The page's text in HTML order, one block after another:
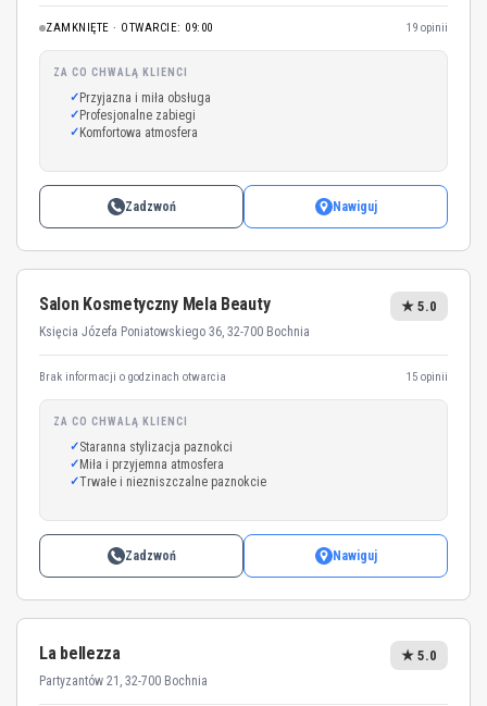
ZAMKNIĘTE · OTWARCIE: 09:00 19 opinii
ZA CO CHWALĄ KLIENCI
Przyjazna i miła obsługa
Profesjonalne zabiegi
Komfortowa atmosfera
Zadzwoń Nawiguj
Salon Kosmetyczny Mela Beauty
Księcia Józefa Poniatowskiego 36, 32-700 Bochnia
★ 5.0
Brak informacji o godzinach otwarcia 15 opinii
ZA CO CHWALĄ KLIENCI
Staranna stylizacja paznokci
Miła i przyjemna atmosfera
Trwałe i niezniszczalne paznokcie
Zadzwoń Nawiguj
La bellezza
Partyzantów 21, 32-700 Bochnia
★ 5.0